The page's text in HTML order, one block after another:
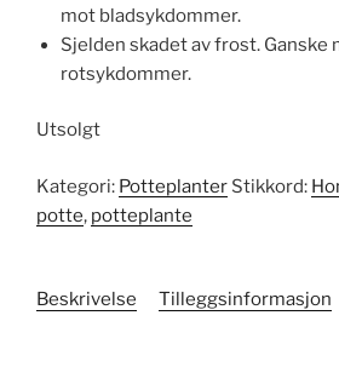
mot bladsykdommer.
Sjelden skadet av frost.
rotsykdommer.
Utsolgt
Kategori: Potteplanter Stikkord:
potte, potteplante
Beskrivelse Tilleggsinformasjon